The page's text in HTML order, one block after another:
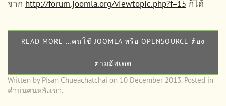
จาก http://forum.joomla.org/viewtopic.php?f=15 ก็ได้
READ MORE …คนใช้ JOOMLA หรือ OPENSOURCE ต้อง
ตามอัพเดต
Written by Pisan Chueachatchai on 10 December 2013. Posted in
คำบ่นฅนหลังเขา.